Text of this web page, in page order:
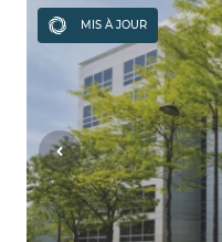
MIS À JOUR